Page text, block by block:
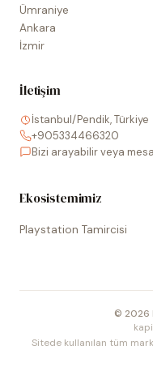
Ümraniye
Ankara
İzmir
İletişim
İstanbul/Pendik, Türkiye
+905334466320
Bizi arayabilir veya
Ekosistemimiz
Playstation Tamircisi
© 2026
Sitede kullanılan tüm